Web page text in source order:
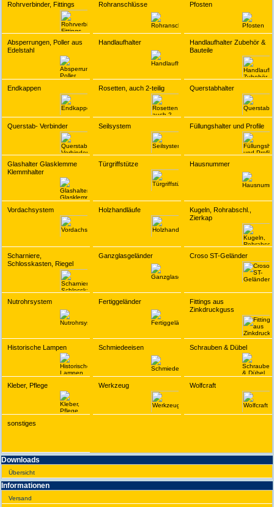
Rohrverbinder, Fittings Rohranschlüsse Pfosten
Absperrungen, Poller aus
Edelstahl
Handlaufhalter
Handlaufhalter Zubehör &
Bauteile
Endkappen Rosetten, auch 2-teilig Querstabhalter
Querstab- Verbinder Seilsystem Füllungshalter und Profile
Glashalter Glasklemme
Klemmhalter
Türgriffstütze Hausnummer
Vordachsystem Holzhandläufe
Kugeln, Rohrabschl.,
Zierkap
Scharniere,
Schlosskasten, Riegel
Ganzglasgeländer Croso ST-Geländer
Nutrohrsystem Fertiggeländer
Fittings aus
Zinkdruckguss
Historische Lampen Schmiedeeisen Schrauben & Dübel
Kleber, Pflege Werkzeug Wolfcraft
sonstiges
Downloads
Übersicht
Infor­ma­tionen
Versand